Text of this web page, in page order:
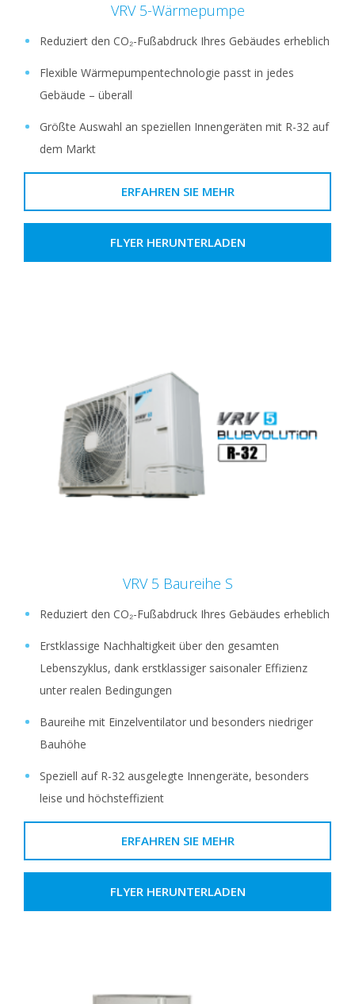
VRV 5-Wärmepumpe
Reduziert den CO₂-Fußabdruck Ihres Gebäudes erheblich
Flexible Wärmepumpentechnologie passt in jedes
Gebäude – überall
Größte Auswahl an speziellen Innengeräten mit R-32 auf
dem Markt
ERFAHREN SIE MEHR
FLYER HERUNTERLADEN
VRV 5 Baureihe S
Reduziert den CO₂-Fußabdruck Ihres Gebäudes erheblich
Erstklassige Nachhaltigkeit über den gesamten
Lebenszyklus, dank erstklassiger saisonaler Effizienz
unter realen Bedingungen
Baureihe mit Einzelventilator und besonders niedriger
Bauhöhe
Speziell auf R-32 ausgelegte Innengeräte, besonders
leise und höchsteffizient
ERFAHREN SIE MEHR
FLYER HERUNTERLADEN